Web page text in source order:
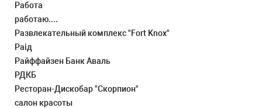
Работа
работаю....
Развлекательный комплекс "Fort Knox"
Раід
Райффайзен Банк Аваль
РДКБ
Ресторан-Дискобар "Скорпион"
салон красоты